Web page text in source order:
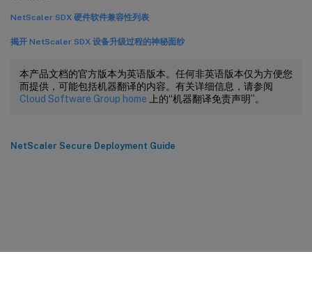
NetScaler SDX 硬件软件兼容性列表
揭开 NetScaler SDX 设备升级过程的神秘面纱
本产品文档的官方版本为英语版本。任何非英语版本仅为方便您
而提供，可能包括机器翻译的内容。有关详细信息，请参阅
Cloud Software Group home 上的“机器翻译免责声明”。
NetScaler Secure Deployment Guide